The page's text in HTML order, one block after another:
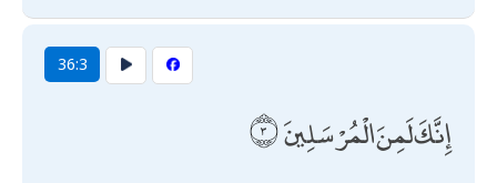
36:3
إِنَّكَ لَمِنَ الْمُرْسَلِينَ